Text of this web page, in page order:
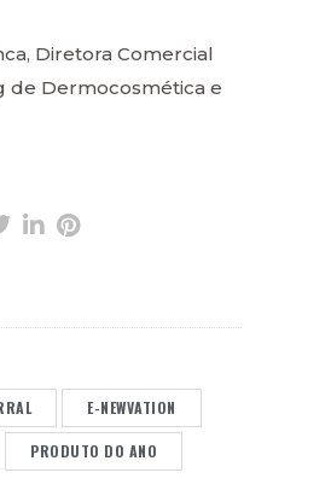
Diretora Comercial
de Dermocosmética e
E-NEWVATION
PRODUTO DO ANO